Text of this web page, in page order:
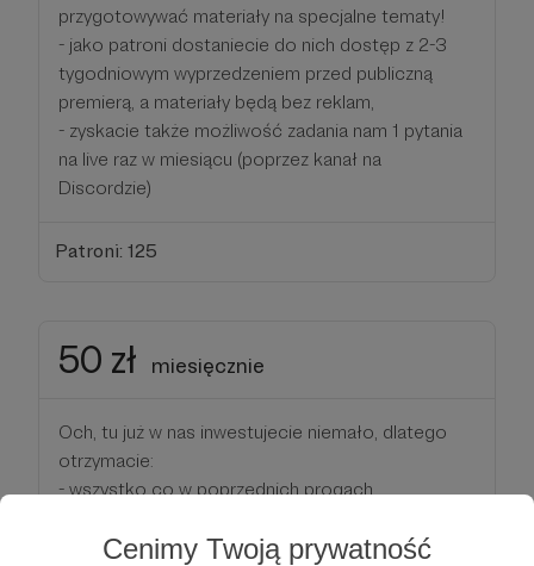
Cenimy Twoją prywatność
przygotowywać materiały na specjalne tematy!
- jako patroni dostaniecie do nich dostęp z 2-3
tygodniowym wyprzedzeniem przed publiczną
premierą, a materiały będą bez reklam,
- zyskacie także możliwość zadania nam 1 pytania
na live raz w miesiącu (poprzez kanał na
Discordzie)
Patroni: 125
50 zł miesięcznie
Och, tu już w nas inwestujecie niemało, dlatego
otrzymacie:
- wszystko co w poprzednich progach,
- dostęp do specjalnych kanałów na Patonite,